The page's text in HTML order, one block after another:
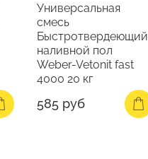
Универсальная
смесь
Быстротвердеющий
наливной пол
Weber-Vetonit fast
4000 20 кг
585 руб